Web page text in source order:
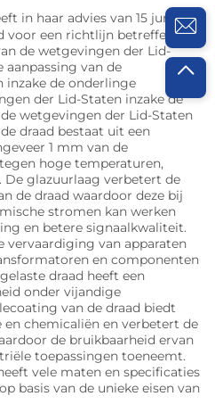
in haar advies van 15 juni
voor een richtlijn betreffende
de wetgevingen der Lid-
aanpassing van de
inzake de onderlinge
der Lid-Staten inzake de
wetgevingen der Lid-Staten
draad bestaat uit een
1 mm van de
hoge temperaturen,
glazuurlaag verbetert de
de draad waardoor deze bij
stromen kan werken
en betere signaalkwaliteit.
vervaardiging van apparaten
en componenten
draad heeft een
onder vijandige
van de draad biedt
chemicaliën en verbetert de
de bruikbaarheid ervan
toepassingen toeneemt.
vele maten en specificaties
basis van de unieke eisen van